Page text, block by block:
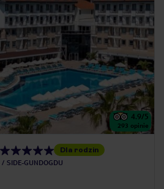
4.9/5
293 opinie
Dla rodzin
SIDE-GUNDOGDU